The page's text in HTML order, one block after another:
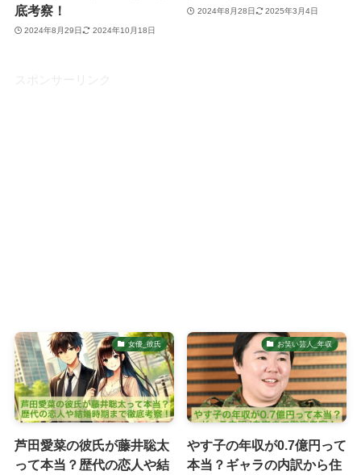
底考察！
2024年8月29日 2024年10月18日
2024年8月28日 2025年3月4日
女優_彼氏
芦田愛菜の彼氏が藤井聡太
って本当？歴代の恋人や結
お笑い芸人_年収
やす子の年収が0.7億円って
本当？ギャラの内訳から住